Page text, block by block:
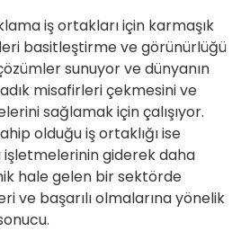
iş ortakları için karmaşık
basitleştirme ve görünürlüğü
sunuyor ve dünyanın
misafirleri çekmesini ve
sağlamak için çalışıyor.
olduğu iş ortaklığı ise
giderek daha
hale gelen bir sektörde
ve başarılı olmalarına yönelik